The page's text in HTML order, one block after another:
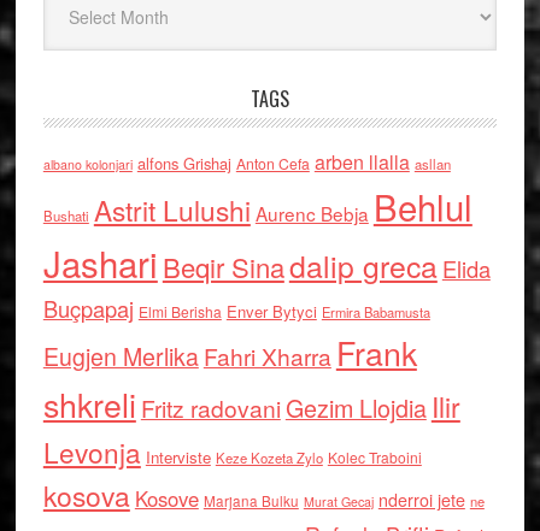
TAGS
albano kolonjari alfons Grishaj Anton Cefa arben llalla asllan
Bushati Astrit Lulushi Aurenc Bebja Behlul
Jashari Beqir Sinadalip grecaElida
Buçpapaj Elmi Berisha Enver Bytyci Ermira Babamusta
Eugjen MerlikaFahri Xharra Frank
shkreli Fritz radovaniGezim Llojdia Ilir
Levonja Interviste Keze Kozeta Zylo Kolec Traboini
kosova Kosove Marjana Bulku Murat Gecaj nderroi jete ne